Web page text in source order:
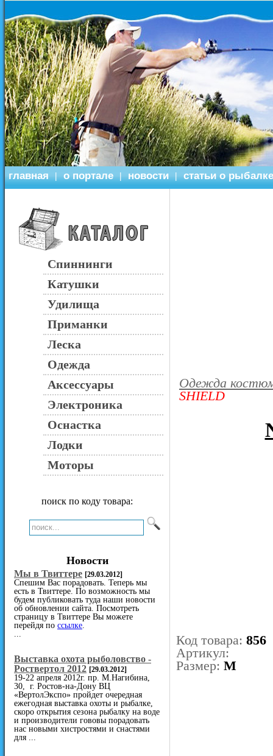
главная | о портале | новости | статьи о рыбалке
Спиннинги
Катушки
Удилища
Приманки
Леска
Одежда
Аксессуары
Электроника
Оснастка
Лодки
Моторы
поиск по коду товара:
Новости
Мы в Твиттере [29.03.2012]
Спешим Вас порадовать. Теперь мы
есть в Твиттере. По возможность мы
будем публиковать туда наши новости
об обновлении сайта. Посмотреть
страницу в Твиттере Вы можете
перейдя по ссылке
Выставка охота рыболовство -
Роствертол 2012 [29.03.2012]
19-22 апреля 2012г. пр. М.Нагибина,
30, г. Ростов-на-Дону ВЦ
«ВертолЭкспо» пройдет очередная
ежегодная выставка охоты и рыбалке,
скоро открытия сезона рыбалку на воде
и производители гововы порадовать
нас новыми хистростями и снастями
для ...
Одежда
SHIELD
Код товара: 856
Артикул:
Размер: M